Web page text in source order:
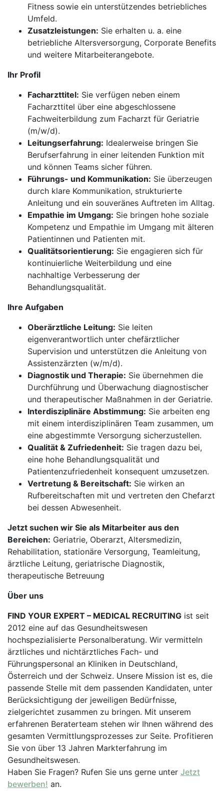
Fitness sowie ein unterstützendes betriebliches
Umfeld.
Zusatzleistungen: Sie erhalten u. a. eine
betriebliche Altersversorgung, Corporate Benefits
und weitere Mitarbeiterangebote.
Ihr Profil
Facharzttitel: Sie verfügen neben einem
Facharzttitel über eine abgeschlossene
Fachweiterbildung zum Facharzt für Geriatrie
(m/w/d).
Leitungserfahrung: Idealerweise bringen Sie
Berufserfahrung in einer leitenden Funktion mit
und können Teams sicher führen.
Führungs- und Kommunikation: Sie überzeugen
durch klare Kommunikation, strukturierte
Anleitung und ein souveränes Auftreten im Alltag.
Empathie im Umgang: Sie bringen hohe soziale
Kompetenz und Empathie im Umgang mit älteren
Patientinnen und Patienten mit.
Qualitätsorientierung: Sie engagieren sich für
kontinuierliche Weiterbildung und eine
nachhaltige Verbesserung der
Behandlungsqualität.
Ihre Aufgaben
Oberärztliche Leitung: Sie leiten
eigenverantwortlich unter chefärztlicher
Supervision und unterstützen die Anleitung von
Assistenzärzten (w/m/d).
Diagnostik und Therapie: Sie übernehmen die
Durchführung und Überwachung diagnostischer
und therapeutischer Maßnahmen in der Geriatrie.
Interdisziplinäre Abstimmung: Sie arbeiten eng
mit einem interdisziplinären Team zusammen, um
eine abgestimmte Versorgung sicherzustellen.
Qualität & Zufriedenheit: Sie tragen dazu bei,
eine hohe Behandlungsqualität und
Patientenzufriedenheit konsequent umzusetzen.
Vertretung & Bereitschaft: Sie wirken an
Rufbereitschaften mit und vertreten den Chefarzt
bei dessen Abwesenheit.
Jetzt suchen wir Sie als Mitarbeiter aus den
Bereichen: Geriatrie, Oberarzt, Altersmedizin,
Rehabilitation, stationäre Versorgung, Teamleitung,
ärztliche Leitung, geriatrische Diagnostik,
therapeutische Betreuung
Über uns
FIND YOUR EXPERT – MEDICAL RECRUITING ist seit
2012 eine auf das Gesundheitswesen
hochspezialisierte Personalberatung. Wir vermitteln
ärztliches und nichtärztliches Fach- und
Führungspersonal an Kliniken in Deutschland,
Österreich und der Schweiz. Unsere Mission ist es, die
passende Stelle mit dem passenden Kandidaten, unter
Berücksichtigung der jeweiligen Bedürfnisse,
zielgerichtet zusammen zu bringen. Mit unserem
erfahrenen Beraterteam stehen wir Ihnen während des
gesamten Vermittlungsprozesses zur Seite. Profitieren
Sie von über 13 Jahren Markterfahrung im
Gesundheitswesen.
Haben Sie Fragen? Rufen Sie uns gerne unter Jetzt
bewerben! an.